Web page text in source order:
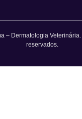
– Dermatologia
reservados.